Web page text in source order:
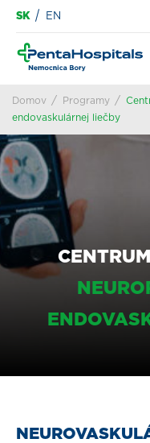
SK EN
Domov Programy
endovaskulárnej liečby